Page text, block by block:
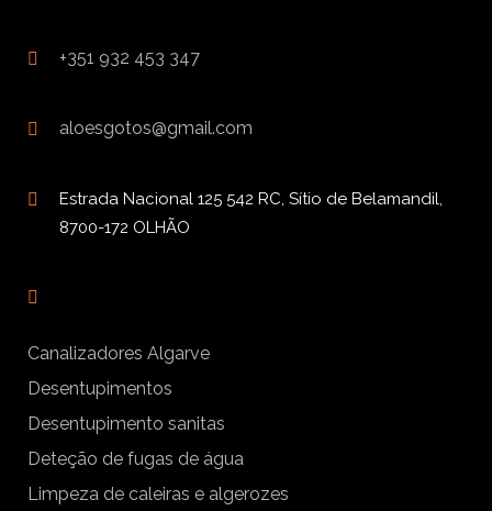
+351 932 453 347
aloesgotos@gmail.com
Estrada Nacional 125 542 RC, Sítio de Belamandil,
8700-172 OLHÃO
Canalizadores Algarve
Desentupimentos
Desentupimento sanitas
Deteção de fugas de água
Limpeza de caleiras e algerozes